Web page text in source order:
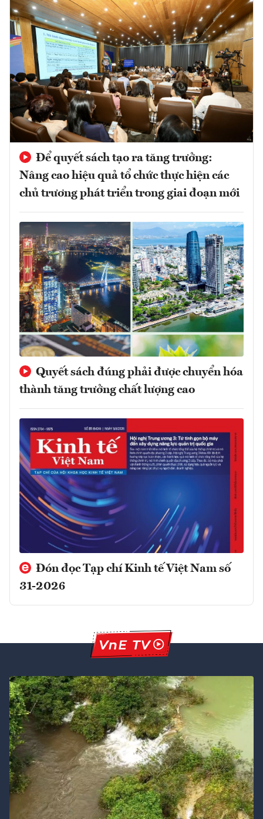
Để quyết sách tạo ra tăng trưởng:
Nâng cao hiệu quả tổ chức thực hiện các
chủ trương phát triển trong giai đoạn mới
Quyết sách đúng phải được chuyển hóa
thành tăng trưởng chất lượng cao
Đón đọc Tạp chí Kinh tế Việt Nam số
31-2026